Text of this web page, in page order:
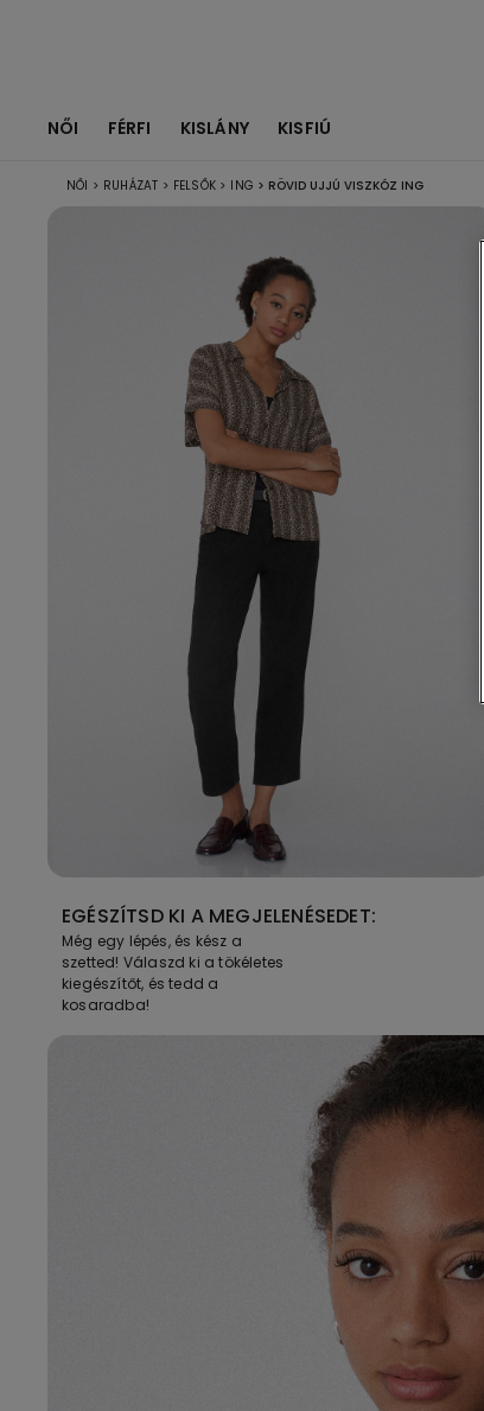
NŐI FÉRFI KISLÁNY KISFIÚ
NŐI > RUHÁZAT > FELSŐK > ING > RÖVID UJJÚ VISZKÓZ ING
EGÉSZÍTSD KI A MEGJELENÉSEDET:
Még egy lépés, és kész a
szetted! Válaszd ki a tökéletes
kiegészítőt, és tedd a
kosaradba!